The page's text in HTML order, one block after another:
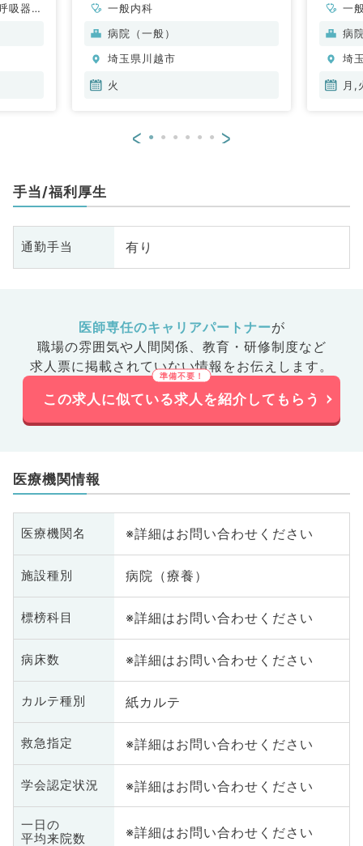
吸器内
一般内科
病院（一般）
埼玉県川越市
火
一
病
埼
月,
< >
手当/福利厚生
通勤手当 有り
医師専任のキャリアパートナーが
職場の雰囲気や人間関係、 教育・研修制度など
求人票に掲載されていない情報をお伝えします。
この求人に似ている求人を紹介してもらう
医療機関情報
医療機関名 ※詳細はお問い合わせください
施設種別 病院（療養）
標榜科目 ※詳細はお問い合わせください
病床数 ※詳細はお問い合わせください
カルテ種別 紙カルテ
救急指定 ※詳細はお問い合わせください
学会認定状況 ※詳細はお問い合わせください
一日の
平均来院数
※詳細はお問い合わせください